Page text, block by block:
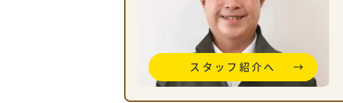
スタッフ紹介へ